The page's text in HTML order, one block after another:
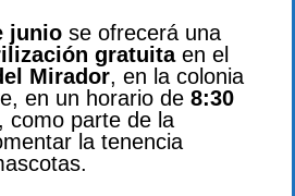
junio se ofrecerá una
gratuitaen el
Mirador, en la colonia
en un horario de 8:30
, como parte de la
la tenencia